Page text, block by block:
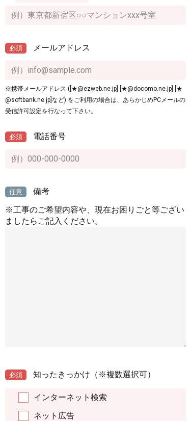
必須 メールアドレス
※携帯メールアドレス ([★@ezweb.ne.jp] [★@docomo.ne.jp] [★
@softbank.ne.jp]など) をご利用の場合は、あらかじめPCメールの
受信許可設定を行なって下さい。
必須 電話番号
任意
備考
※工事のご希望内容や、現在お困りごと等ござい
ましたらご記入ください。
必須 知ったきっかけ （※複数選択可）
インターネット検索
ネット広告